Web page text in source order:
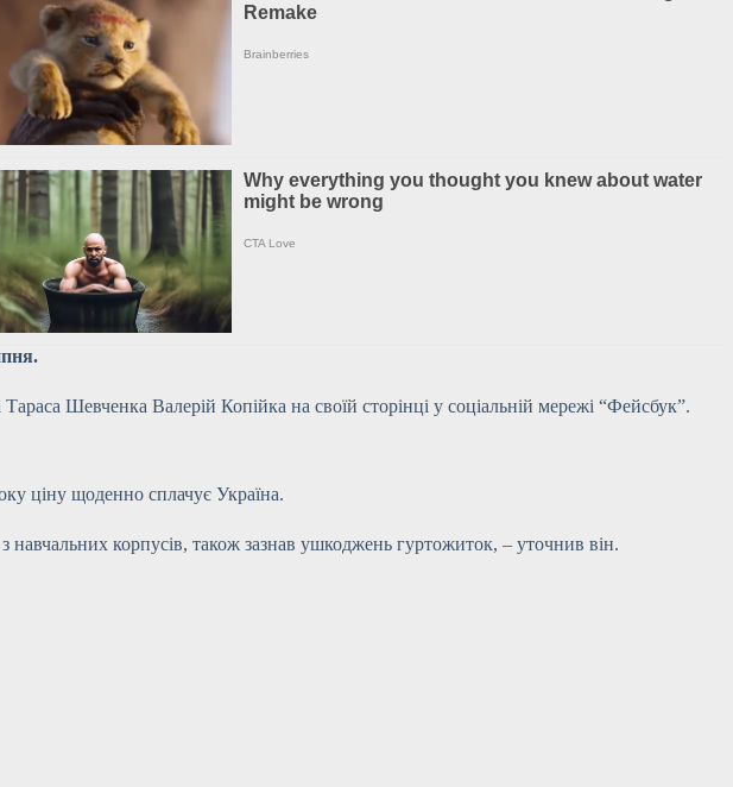
Шевченка Валерій Копійка на своїй сторінці у соціальній мережі “Фейсбук”.
ціну щоденно сплачує Україна.
корпусів, також зазнав ушкоджень гуртожиток, – уточнив він.